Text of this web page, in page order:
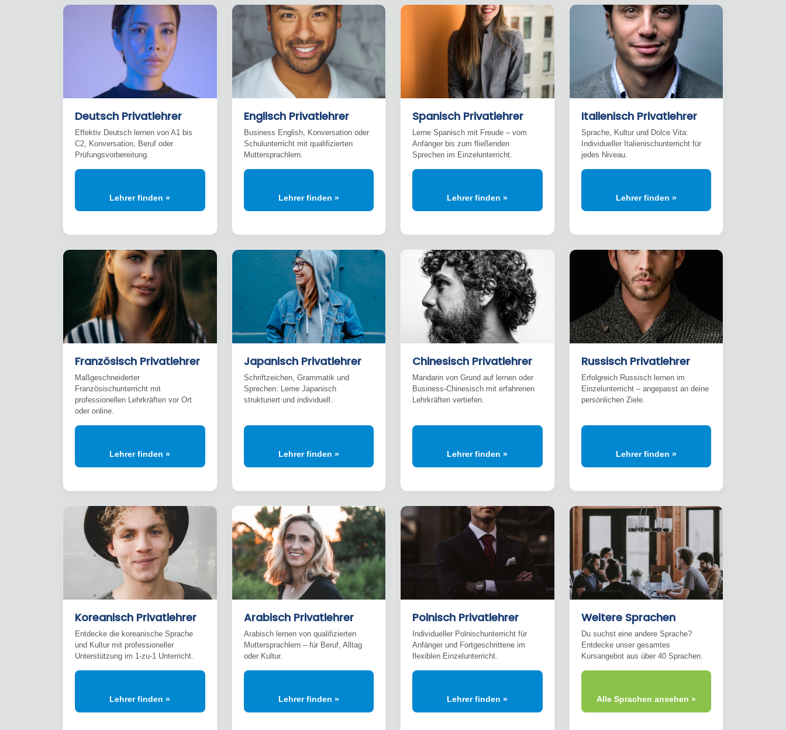
Deutsch Privatlehrer
Effektiv Deutsch lernen von A1 bis
C2, Konversation, Beruf oder
Prüfungsvorbereitung.
Lehrer finden »
Englisch Privatlehrer
Business English, Konversation oder
Schulunterricht mit qualifizierten
Muttersprachlern.
Lehrer finden »
Spanisch Privatlehrer
Lerne Spanisch mit Freude – vom
Anfänger bis zum fließenden
Sprechen im Einzelunterricht.
Lehrer finden »
Italienisch Privatlehrer
Sprache, Kultur und Dolce Vita:
Individueller Italienischunterricht für
jedes Niveau.
Lehrer finden »
Französisch Privatlehrer
Maßgeschneiderter
Französischunterricht mit
professionellen Lehrkräften vor Ort
oder online.
Lehrer finden »
Japanisch Privatlehrer
Schriftzeichen, Grammatik und
Sprechen: Lerne Japanisch
strukturiert und individuell.
Lehrer finden »
Chinesisch Privatlehrer
Mandarin von Grund auf lernen oder
Business-Chinesisch mit erfahrenen
Lehrkräften vertiefen.
Lehrer finden »
Russisch Privatlehrer
Erfolgreich Russisch lernen im
Einzelunterricht – angepasst an deine
persönlichen Ziele.
Lehrer finden »
Koreanisch Privatlehrer
Entdecke die koreanische Sprache
und Kultur mit professioneller
Unterstützung im 1-zu-1 Unterricht.
Lehrer finden »
Arabisch Privatlehrer
Arabisch lernen von qualifizierten
Muttersprachlern – für Beruf, Alltag
oder Kultur.
Lehrer finden »
Polnisch Privatlehrer
Individueller Polnischunterricht für
Anfänger und Fortgeschrittene im
flexiblen Einzelunterricht.
Lehrer finden »
Weitere Sprachen
Du suchst eine andere Sprache?
Entdecke unser gesamtes
Kursangebot aus über 40 Sprachen.
Alle Sprachen ansehen »